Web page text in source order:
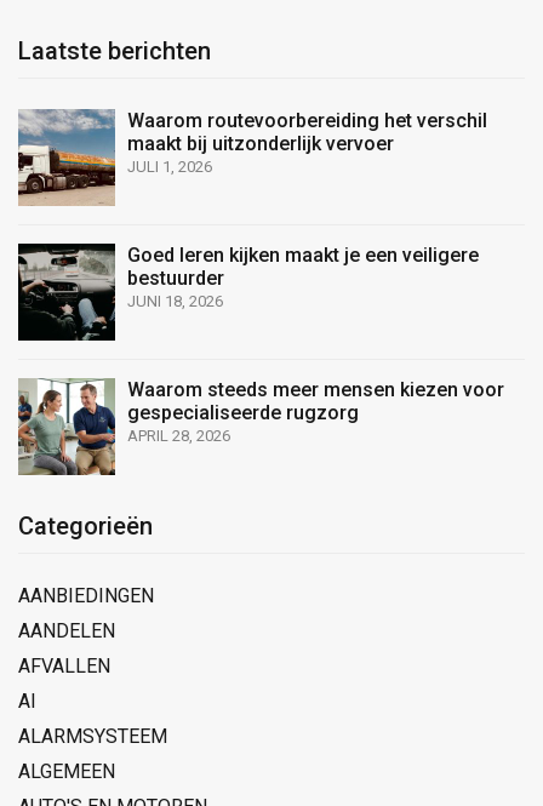
Laatste berichten
Waarom routevoorbereiding het verschil
maakt bij uitzonderlijk vervoer
JULI 1, 2026
Goed leren kijken maakt je een veiligere
bestuurder
JUNI 18, 2026
Waarom steeds meer mensen kiezen voor
gespecialiseerde rugzorg
APRIL 28, 2026
Categorieën
AANBIEDINGEN
AANDELEN
AFVALLEN
AI
ALARMSYSTEEM
ALGEMEEN